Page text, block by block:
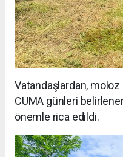
Vatandaşlardan, moloz
CUMA günleri
önemle rica edildi.